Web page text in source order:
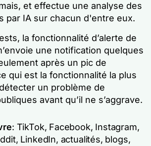
et effectue une analyse des
par IA sur chacun d'entre eux.
la fonctionnalité d’alerte de
une notification quelques
après un pic de
qui est la fonctionnalité la plus
un problème de
avant qu’il ne s’aggrave.
: TikTok, Facebook, Instagram,
LinkedIn, actualités, blogs,